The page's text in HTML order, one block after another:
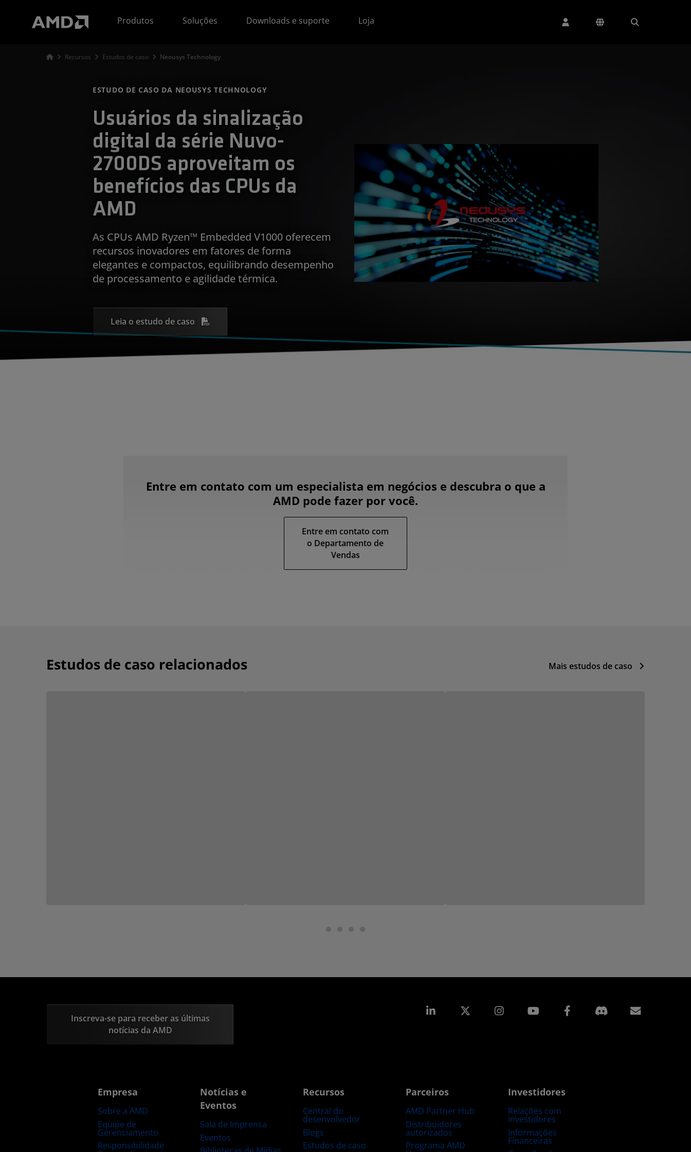
Produtos
Soluções Downloads e suporte Loja
Recursos Estudos de caso Neousys Technology
ESTUDO DE CASO DA NEOUSYS TECHNOLOGY
Usuários da sinalização
digital da série Nuvo-
2700DS aproveitam os
benefícios das CPUs da
AMD
As CPUs AMD Ryzen™ Embedded V1000 oferecem
recursos inovadores em fatores de forma
elegantes e compactos, equilibrando desempenho
de processamento e agilidade térmica.
Leia o estudo de caso
Entre em contato com um especialista em negócios e descubra o que a
AMD pode fazer por você.
Entre em contato com
o Departamento de
Vendas
Estudos de caso relacionados Mais estudos de caso
Inscreva-se para receber as últimas
notícias da AMD
Linkedin Instagram Facebook
Empresa
Sobre a AMD
Equipe de
Gerenciamento
Responsibilidade
Notícias e
Eventos
Sala de Imprensa
Eventos
Recursos
Central do
desenvolvedor
Blogs
Estudos de caso
Parceiros
AMD Partner Hub
Distribuidores
autorizados
Programa AMD
Investidores
Relações com
investidores
Informações
Financeiras